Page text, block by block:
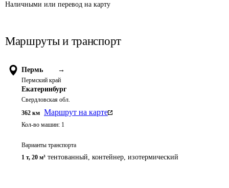
Наличными или перевод на карту
Маршруты и транспорт
Пермь →
Пермский край
Екатеринбург
Свердловская обл.
362 км Маршрут на карте
Кол-во машин: 1
Варианты транспорта
1 т, 20 м³ тентованный, контейнер, изотермический